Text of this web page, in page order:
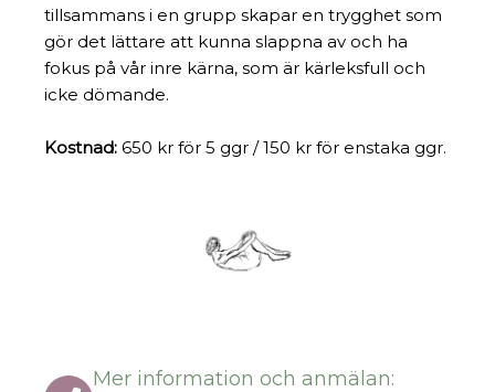
tillsammans i en grupp skapar en trygghet som
gör det lättare att kunna slappna av och ha
fokus på vår inre kärna, som är kärleksfull och
icke dömande.
Kostnad: 650 kr för 5 ggr / 150 kr för enstaka ggr.
Mer information och anmälan: